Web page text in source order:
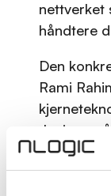
nettverket
håndtere
Den
Rami
Juniper,
Rahim
på et løfte